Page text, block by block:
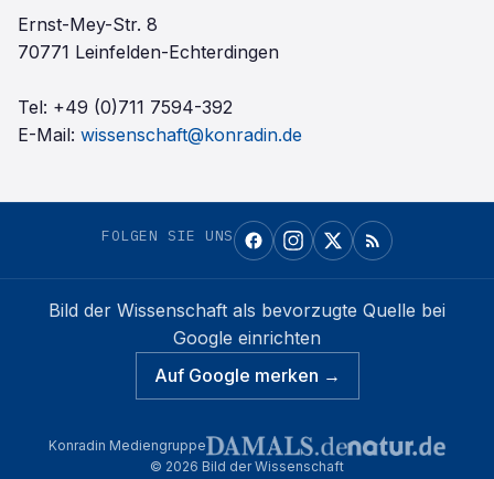
Ernst-Mey-Str. 8
70771 Leinfelden-Echterdingen
Tel: +49 (0)711 7594-392
E-Mail: wissenschaft@konradin.de
FOLGEN SIE UNS
Bild der Wissenschaft als bevorzugte Quelle bei
Google einrichten
Auf Google merken →
Konradin Mediengruppe
© 2026 Bild der Wissenschaft